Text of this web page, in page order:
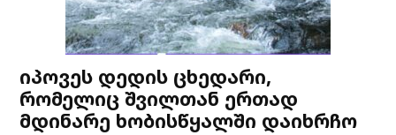
იპოვეს დედის ცხედარი,
რომელიც შვილთან ერთად
მდინარე ხობისწყალში დაიხრჩო